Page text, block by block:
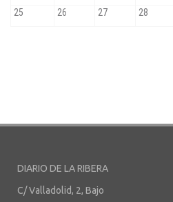
DIARIO DE LA RIBERA
C/ Valladolid, 2, Bajo